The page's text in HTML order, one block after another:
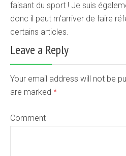
faisant du sport ! Je suis
donc il peut m'arriver de faire
certains articles.
Leave a Reply
Your email address will not be
are marked *
Comment